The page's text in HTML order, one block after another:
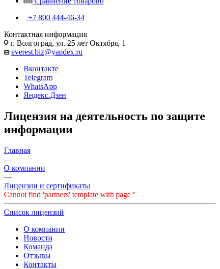
+7 800 444-46-34
Контактная информация
г. Волгоград, ул. 25 лет Октября, 1
everest.biz@yandex.ru
Вконтакте
Telegram
WhatsApp
Яндекс.Дзен
Лицензия на деятельность по защите
информации
Главная
—
О компании
—
Лицензии и сертификаты
Cannot find 'partners' template with page ''
Список лицензий
О компании
Новости
Команда
Отзывы
Контакты